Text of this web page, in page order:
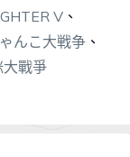
V、
んこ大戦争 、
大戰爭